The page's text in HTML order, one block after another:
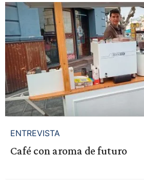
ENTREVISTA
Café con aroma de futuro